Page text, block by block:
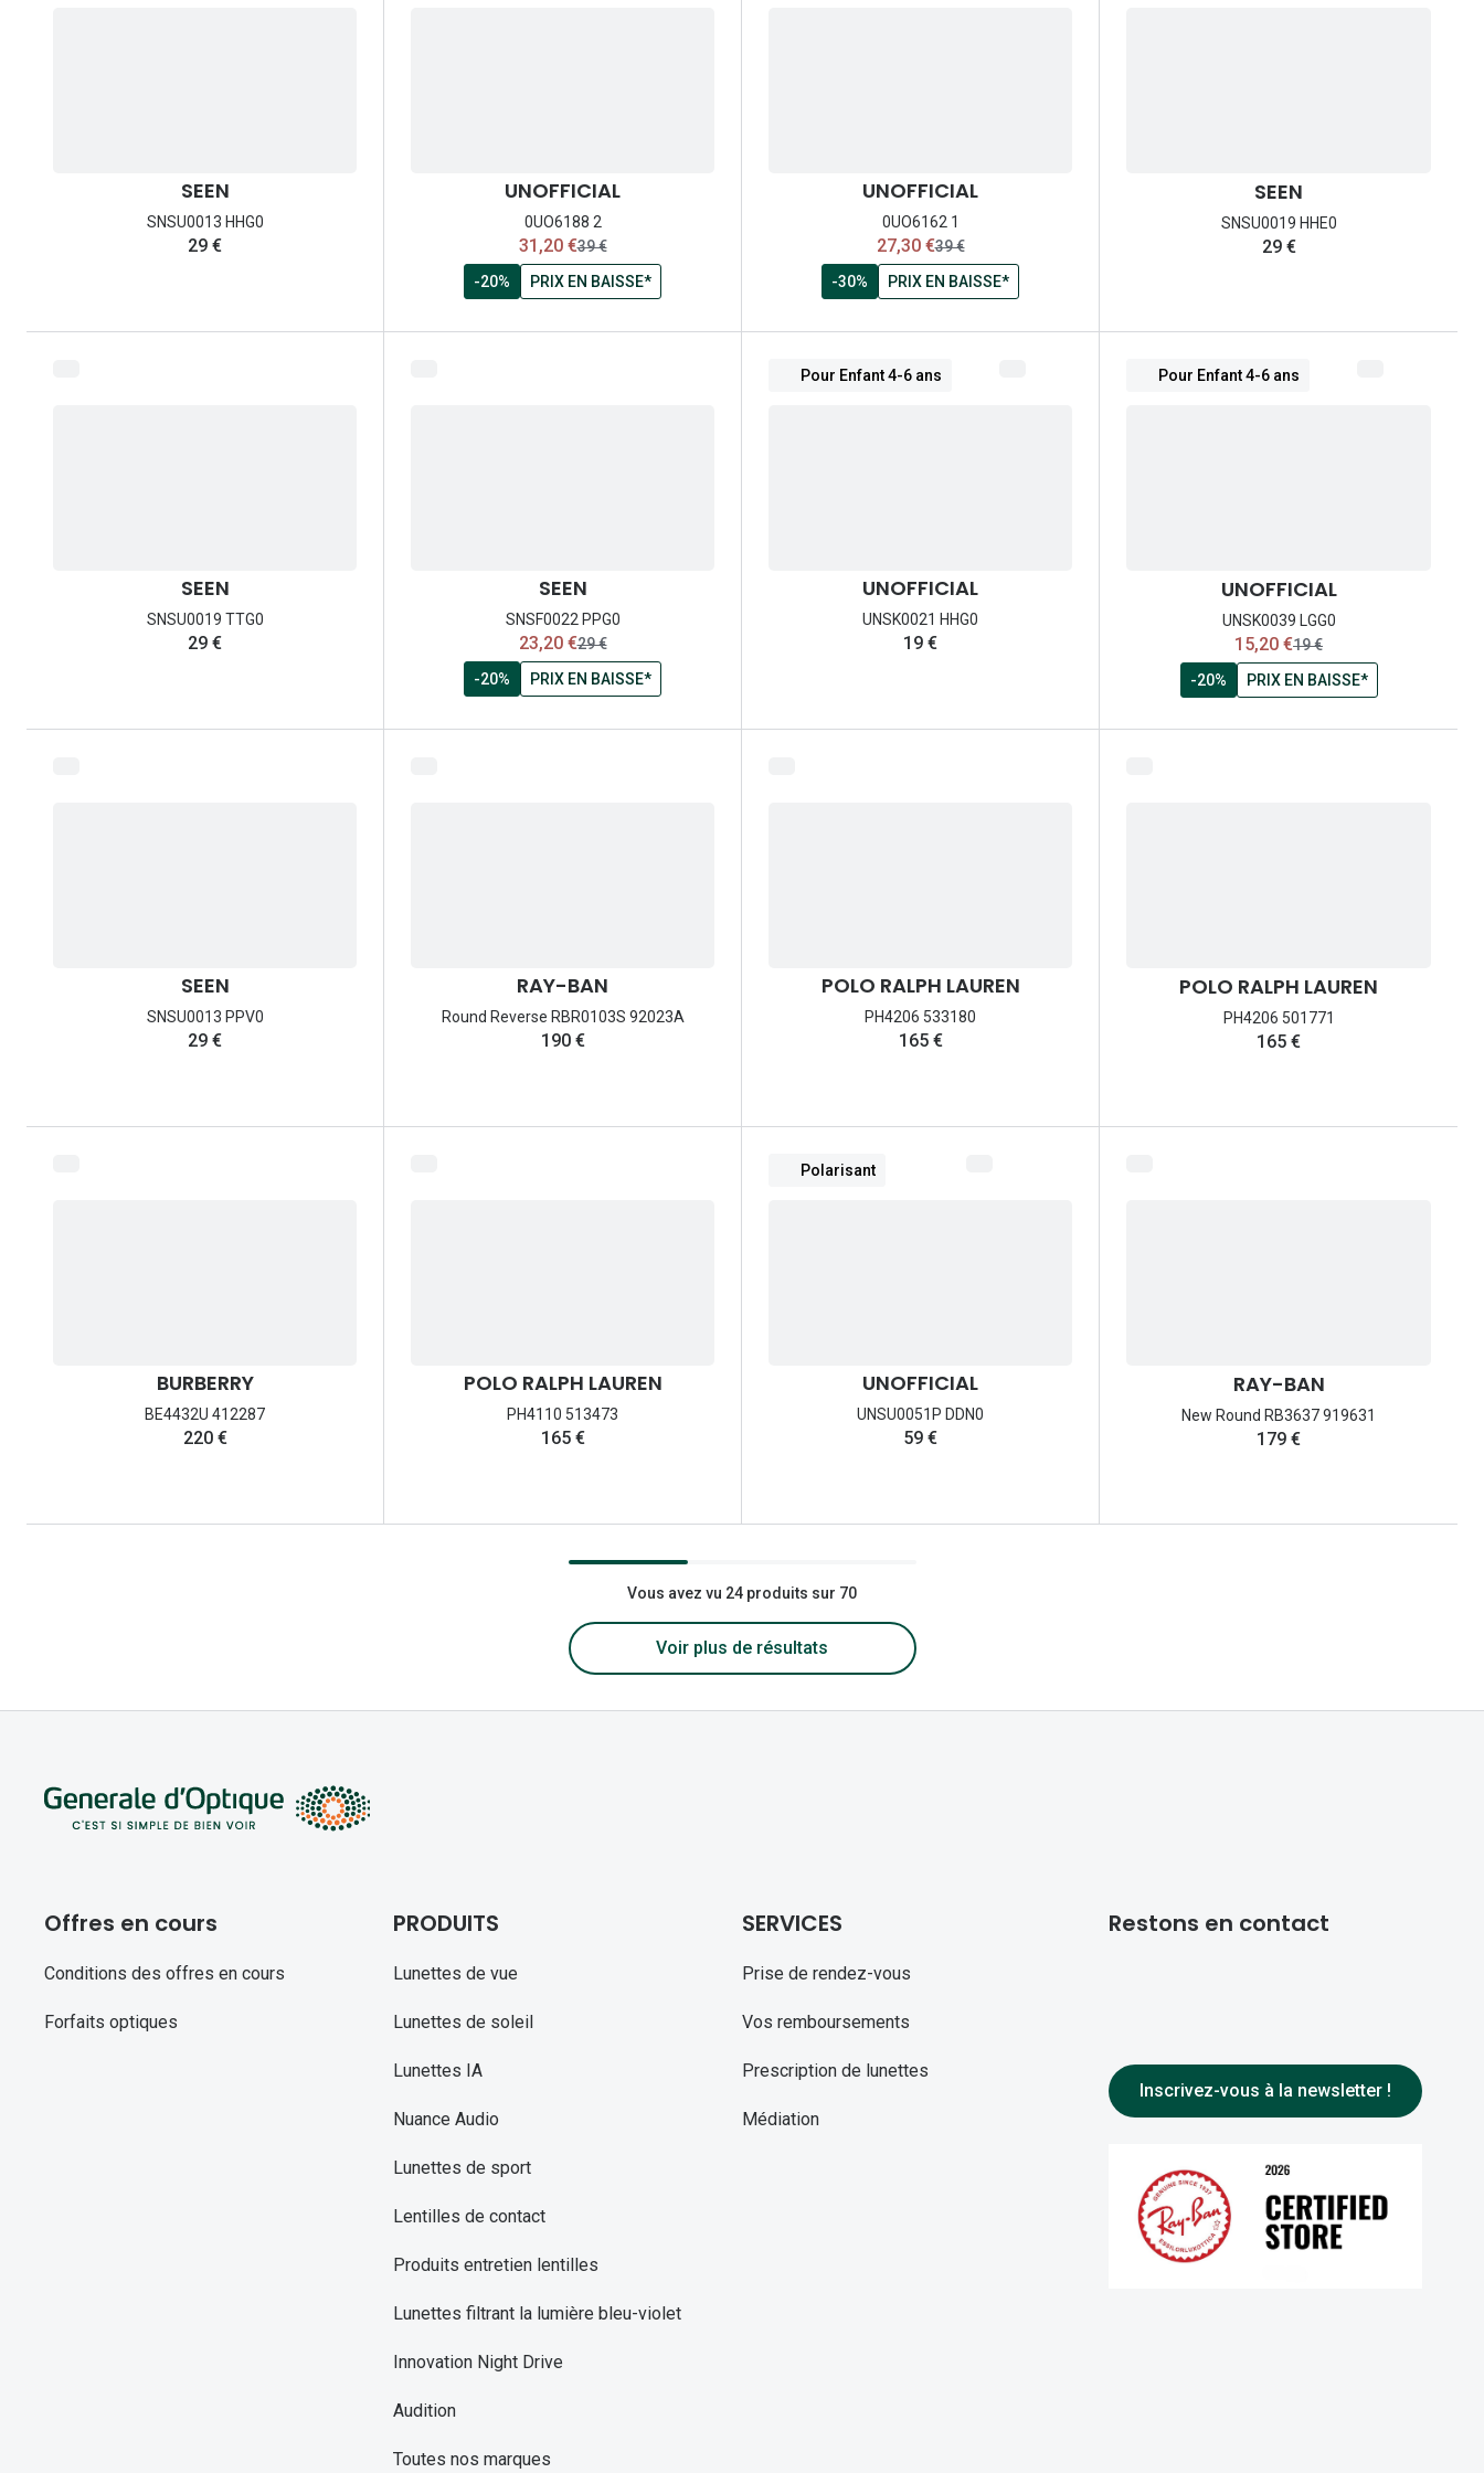
SEEN
SNSU0013 HHG0
29 €
UNOFFICIAL
0UO6188 2
maintenant:
31,20 €ancien prix:
39 €
-20%
PRIX EN BAISSE*
UNOFFICIAL
0UO6162 1
maintenant:
27,30 €ancien prix:
39 €
-30%
PRIX EN BAISSE*
SEEN
SNSU0019 HHE0
29 €
SEEN
SNSU0019 TTG0
29 €
SEEN
SNSF0022 PPG0
maintenant:
23,20 €ancien prix:
29 €
-20%
PRIX EN BAISSE*
Pour Enfant 4-6 ans
UNOFFICIAL
UNSK0021 HHG0
19 €
Pour Enfant 4-6 ans
UNOFFICIAL
UNSK0039 LGG0
maintenant:
15,20 €ancien prix:
19 €
-20%
PRIX EN BAISSE*
SEEN
SNSU0013 PPV0
29 €
RAY-BAN
Round Reverse RBR0103S 92023A
190 €
POLO RALPH LAUREN
PH4206 533180
165 €
POLO RALPH LAUREN
PH4206 501771
165 €
BURBERRY
BE4432U 412287
220 €
POLO RALPH LAUREN
PH4110 513473
165 €
Polarisant
UNOFFICIAL
UNSU0051P DDN0
59 €
RAY-BAN
New Round RB3637 919631
179 €
Vous avez vu 24 produits sur 70
Voir plus de résultats
Offres en cours
Conditions des offres en cours
Forfaits optiques
PRODUITS
Lunettes de vue
Lunettes de soleil
Lunettes IA
Nuance Audio
Lunettes de sport
Lentilles de contact
Produits entretien lentilles
Lunettes filtrant la lumière bleu-violet
Innovation Night Drive
Audition
Toutes nos marques
SERVICES
Prise de rendez-vous
Vos remboursements
Prescription de lunettes
Médiation
Restons en contact
Inscrivez-vous à la newsletter !